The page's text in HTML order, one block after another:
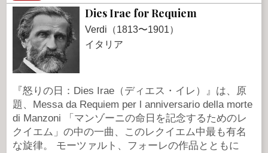
Dies Irae for Requiem
Verdi（1813〜1901）
イタリア
『怒りの日：Dies Irae（ディエス・イレ）』は、原
題、Messa da Requiem per l anniversario della morte
di Manzoni 「マンゾーニの命日を記念するためのレ
クイエム」の中の一曲、このレクイエム中最も有名
な旋律。 モーツァルト、フォーレの作品とともに